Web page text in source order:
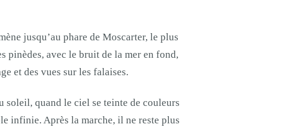
jusqu’au phare de Moscarter, le plus
pinèdes, avec le bruit de la mer en fond,
et des vues sur les falaises.
soleil, quand le ciel se teinte de couleurs
infinie. Après la marche, il ne reste plus